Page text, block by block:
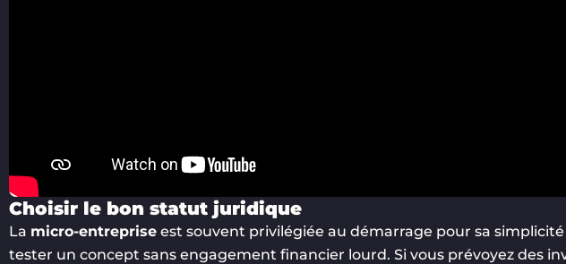
Choisir le bon statut juridique
La micro-entreprise est souvent privilégiée au démarrage pour sa
tester un concept sans engagement financier lourd. Si vous prévoyez des